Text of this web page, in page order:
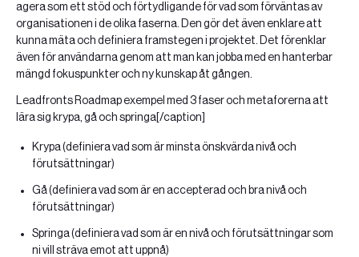
agera som ett stöd och förtydligande för vad som förväntas av
organisationen i de olika faserna. Den gör det även enklare att
kunna mäta och definiera framstegen i projektet. Det förenklar
även för användarna genom att man kan jobba med en hanterbar
mängd fokuspunkter och ny kunskap åt gången.
Leadfronts Roadmap exempel med 3 faser och metaforerna att
lära sig krypa, gå och springa[/caption]
Krypa (definiera vad som är minsta önskvärda nivå och
förutsättningar)
Gå (definiera vad som är en accepterad och bra nivå och
förutsättningar)
Springa (definiera vad som är en nivå och förutsättningar som
ni vill sträva emot att uppnå)